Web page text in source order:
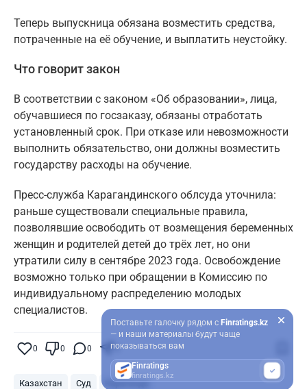
Теперь выпускница обязана возместить средства,
потраченные на её обучение, и выплатить неустойку.
Что говорит закон
В соответствии с законом «Об образовании», лица,
обучавшиеся по госзаказу, обязаны отработать
установленный срок. При отказе или невозможности
выполнить обязательство, они должны возместить
государству расходы на обучение.
Пресс-служба Карагандинского облсуда уточнила:
раньше существовали специальные правила,
позволявшие освободить от возмещения беременных
женщин и родителей детей до трёх лет, но они
утратили силу в сентябре 2023 года. Освобождение
возможно только при обращении в Комиссию по
индивидуальному распределению молодых
специалистов.
0 0 0 0
Казахстан Суд Караганда
Поставьте галочку рядом с Finratings.kz
— и наши материалы будут чаще
показываться вам
Finratings
finratings.kz